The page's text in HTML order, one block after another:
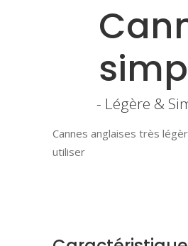
- Légère &
Cannes anglaises très
utiliser